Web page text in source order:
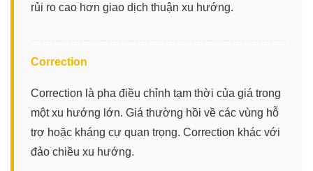
rủi ro cao hơn giao dịch thuận xu hướng.
Correction
Correction là pha điều chỉnh tạm thời của giá trong
một xu hướng lớn. Giá thường hồi về các vùng hỗ
trợ hoặc kháng cự quan trọng. Correction khác với
đảo chiều xu hướng.